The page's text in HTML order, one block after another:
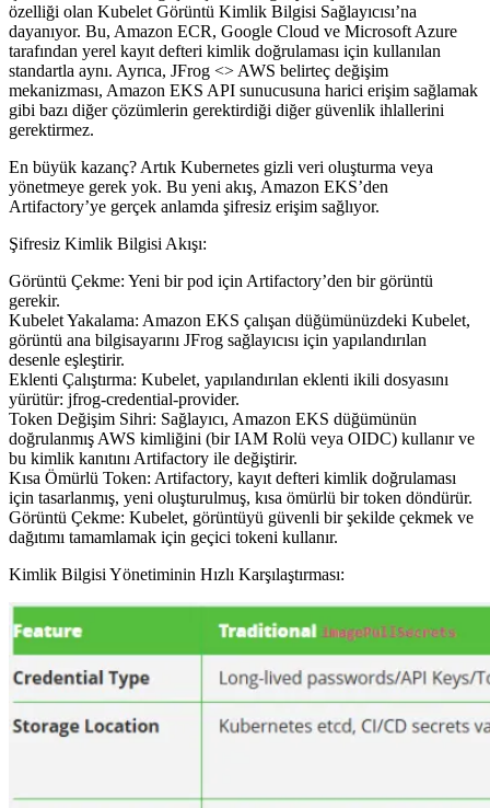
özelliği olan Kubelet Görüntü Kimlik Bilgisi Sağlayıcısı’na
dayanıyor. Bu, Amazon ECR, Google Cloud ve Microsoft Azure
tarafından yerel kayıt defteri kimlik doğrulaması için kullanılan
standartla aynı. Ayrıca, JFrog <> AWS belirteç değişim
mekanizması, Amazon EKS API sunucusuna harici erişim sağlamak
gibi bazı diğer çözümlerin gerektirdiği diğer güvenlik ihlallerini
gerektirmez.
En büyük kazanç? Artık Kubernetes gizli veri oluşturma veya
yönetmeye gerek yok. Bu yeni akış, Amazon EKS’den
Artifactory’ye gerçek anlamda şifresiz erişim sağlıyor.
Şifresiz Kimlik Bilgisi Akışı:
Görüntü Çekme: Yeni bir pod için Artifactory’den bir görüntü
gerekir.
Kubelet Yakalama: Amazon EKS çalışan düğümünüzdeki Kubelet,
görüntü ana bilgisayarını JFrog sağlayıcısı için yapılandırılan
desenle eşleştirir.
Eklenti Çalıştırma: Kubelet, yapılandırılan eklenti ikili dosyasını
yürütür: jfrog-credential-provider.
Token Değişim Sihri: Sağlayıcı, Amazon EKS düğümünün
doğrulanmış AWS kimliğini (bir IAM Rolü veya OIDC) kullanır ve
bu kimlik kanıtını Artifactory ile değiştirir.
Kısa Ömürlü Token: Artifactory, kayıt defteri kimlik doğrulaması
için tasarlanmış, yeni oluşturulmuş, kısa ömürlü bir token döndürür.
Görüntü Çekme: Kubelet, görüntüyü güvenli bir şekilde çekmek ve
dağıtımı tamamlamak için geçici tokeni kullanır.
Kimlik Bilgisi Yönetiminin Hızlı Karşılaştırması: